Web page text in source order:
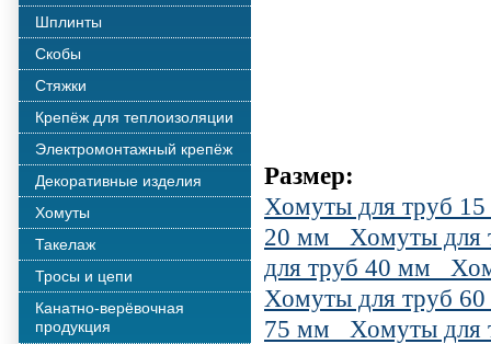
Шплинты
Скобы
Стяжки
Крепёж для теплоизоляции
Электромонтажный крепёж
Декоративные изделия
Хомуты
Такелаж
Тросы и цепи
Канатно-верёвочная
продукция
Размер:
Хомуты для труб
20 мм
Хомуты для
для труб 40 мм
Хомуты для труб
75 мм
Хомуты для